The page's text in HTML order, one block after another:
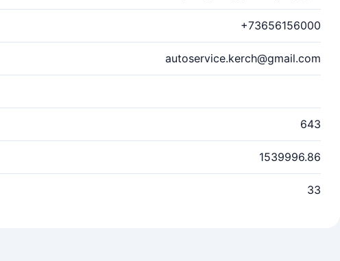
+73656156000
autoservice.kerch@gmail.com
643
1539996.86
33